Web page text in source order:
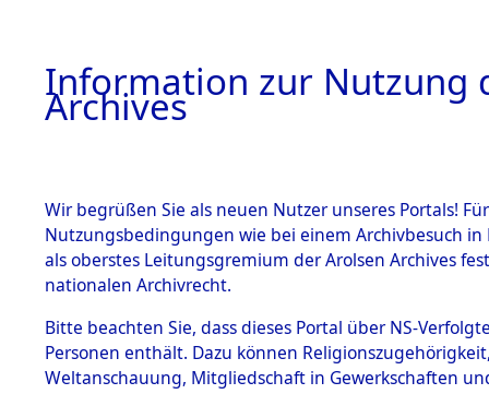
BESTÄNDE
1.
Inhaftierungsdoku
mente
1.2.9 Beim ITS
0002
Information zur Nutzung
Archives
Wir begrüßen Sie als neuen Nutzer unseres Portals!
Nutzungsbedingungen wie bei einem Archivbesuch
als oberstes Leitungsgremium der Arolsen Archives
nationalen Archivrecht.
Bitte beachten Sie, dass dieses Portal über NS-
Personen enthält. Dazu können
Weltanschauung, Mitgliedschaft in Gewerkschaften